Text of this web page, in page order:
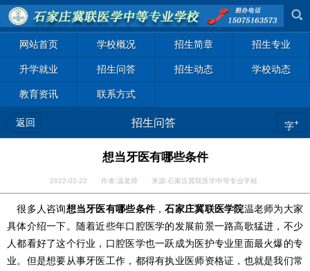
网站首页 学校概况 招生简章 招生专业
升学就业 招生问答 招生动态 学校动态
教育资讯 联系方式
返回 招生问答 字+
想当牙医有哪些条件
2022-02-22 作者:温老师 来源:石家庄冀联医学中等专业学校
很多人咨询想当牙医有哪些条件，石家庄冀联医学院温老师为大家
具体介绍一下。随着近些年口腔医学的发展前景一路高歌猛进，不少
人都看好了这个行业，口腔医学也一跃成为医护专业里面最火爆的专
业。 但是想要从事牙医工作，都得有执业医师资格证 ， 也就是我们常